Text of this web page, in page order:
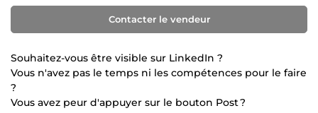
Contacter le vendeur
Souhaitez-vous être visible sur LinkedIn ?
Vous n'avez pas le temps ni les compétences pour le faire
?
Vous avez peur d'appuyer sur le bouton Post ?